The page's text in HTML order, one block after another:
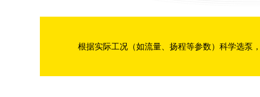
双吸泵
根据实际工况（如流量、扬程等参数）科学选泵